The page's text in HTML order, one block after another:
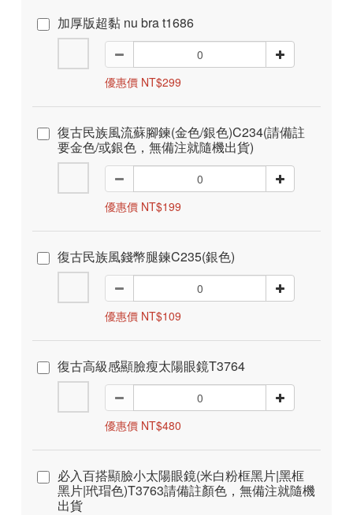
加厚版超黏 nu bra t1686
優惠價 NT$299
復古民族風流蘇腳鍊(金色/銀色)C234(請備註
要金色/或銀色，無備注就隨機出貨)
優惠價 NT$199
復古民族風錢幣腿鍊C235(銀色)
優惠價 NT$109
復古高級感顯臉瘦太陽眼鏡T3764
優惠價 NT$480
必入百搭顯臉小太陽眼鏡(米白粉框黑片|黑框
黑片|玳瑁色)T3763請備註顏色，無備注就隨機
出貨